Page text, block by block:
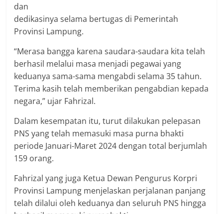
dan
dedikasinya selama bertugas di Pemerintah
Provinsi Lampung.
“Merasa bangga karena saudara-saudara kita telah
berhasil melalui masa menjadi pegawai yang
keduanya sama-sama mengabdi selama 35 tahun.
Terima kasih telah memberikan pengabdian kepada
negara,” ujar Fahrizal.
Dalam kesempatan itu, turut dilakukan pelepasan
PNS yang telah memasuki masa purna bhakti
periode Januari-Maret 2024 dengan total berjumlah
159 orang.
Fahrizal yang juga Ketua Dewan Pengurus Korpri
Provinsi Lampung menjelaskan perjalanan panjang
telah dilalui oleh keduanya dan seluruh PNS hingga